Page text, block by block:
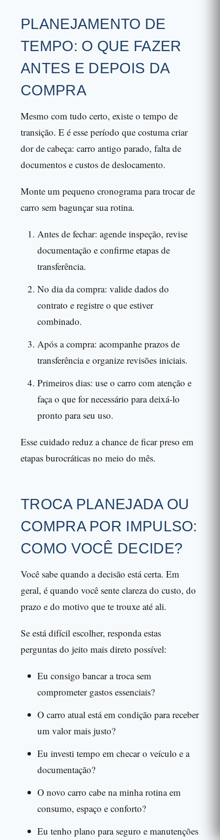
PLANEJAMENTO DE
TEMPO: O QUE FAZER
ANTES E DEPOIS DA
COMPRA
Mesmo com tudo certo, existe o tempo de
transição. E é esse período que costuma criar
dor de cabeça: carro antigo parado, falta de
documentos e custos de deslocamento.
Monte um pequeno cronograma para trocar de
carro sem bagunçar sua rotina.
Antes de fechar: agende inspeção, revise
documentação e confirme etapas de
transferência.
No dia da compra: valide dados do
contrato e registre o que estiver
combinado.
Após a compra: acompanhe prazos de
transferência e organize revisões iniciais.
Primeiros dias: use o carro com atenção e
faça o que for necessário para deixá-lo
pronto para seu uso.
Esse cuidado reduz a chance de ficar preso em
etapas burocráticas no meio do mês.
TROCA PLANEJADA OU
COMPRA POR IMPULSO:
COMO VOCÊ DECIDE?
Você sabe quando a decisão está certa. Em
geral, é quando você sente clareza do custo, do
prazo e do motivo que te trouxe até ali.
Se está difícil escolher, responda estas
perguntas do jeito mais direto possível:
Eu consigo bancar a troca sem
comprometer gastos essenciais?
O carro atual está em condição para receber
um valor mais justo?
Eu investi tempo em checar o veículo e a
documentação?
O novo carro cabe na minha rotina em
consumo, espaço e conforto?
Eu tenho plano para seguro e manutenções